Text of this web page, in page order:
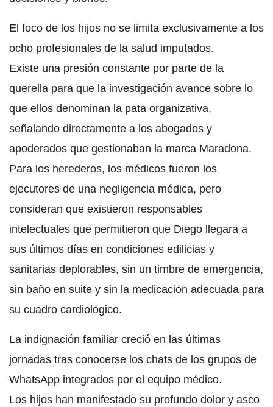
El foco de los hijos no se limita exclusivamente a los
ocho profesionales de la salud imputados.
Existe una presión constante por parte de la
querella para que la investigación avance sobre lo
que ellos denominan la pata organizativa,
señalando directamente a los abogados y
apoderados que gestionaban la marca Maradona.
Para los herederos, los médicos fueron los
ejecutores de una negligencia médica, pero
consideran que existieron responsables
intelectuales que permitieron que Diego llegara a
sus últimos días en condiciones edilicias y
sanitarias deplorables, sin un timbre de emergencia,
sin baño en suite y sin la medicación adecuada para
su cuadro cardiológico.
La indignación familiar creció en las últimas
jornadas tras conocerse los chats de los grupos de
WhatsApp integrados por el equipo médico.
Los hijos han manifestado su profundo dolor y asco